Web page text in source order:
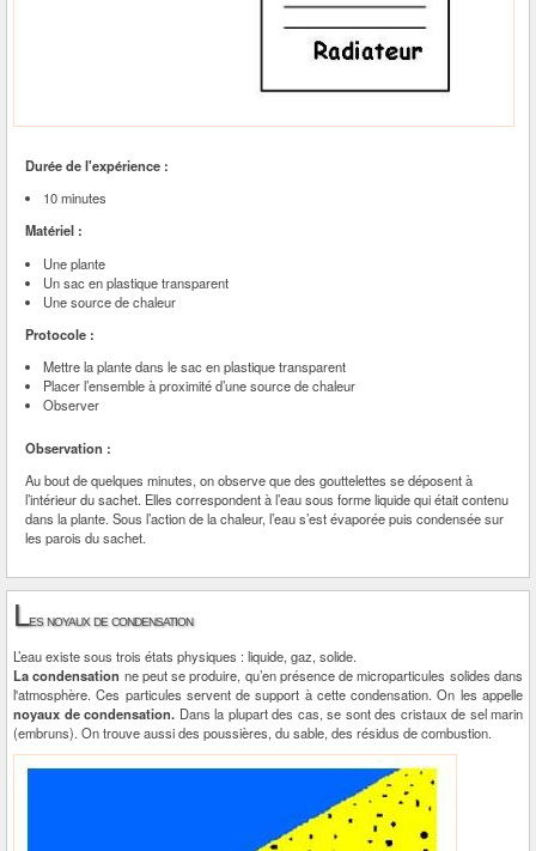
Durée de l'expérience :
10 minutes
Matériel :
Une plante
Un sac en plastique transparent
Une source de chaleur
Protocole :
Mettre la plante dans le sac en plastique transparent
Placer l’ensemble à proximité d’une source de chaleur
Observer
Observation :
Au bout de quelques minutes, on observe que des gouttelettes se déposent à
l’intérieur du sachet. Elles correspondent à l’eau sous forme liquide qui était contenu
dans la plante. Sous l’action de la chaleur, l’eau s’est évaporée puis condensée sur
les parois du sachet.
Les noyaux de condensation
L’eau existe sous trois états physiques : liquide, gaz, solide.
La condensation ne peut se produire, qu’en présence de microparticules solides dans
l'atmosphère. Ces particules servent de support à cette condensation. On les appelle
noyaux de condensation. Dans la plupart des cas, se sont des cristaux de sel marin
(embruns). On trouve aussi des poussières, du sable, des résidus de combustion.